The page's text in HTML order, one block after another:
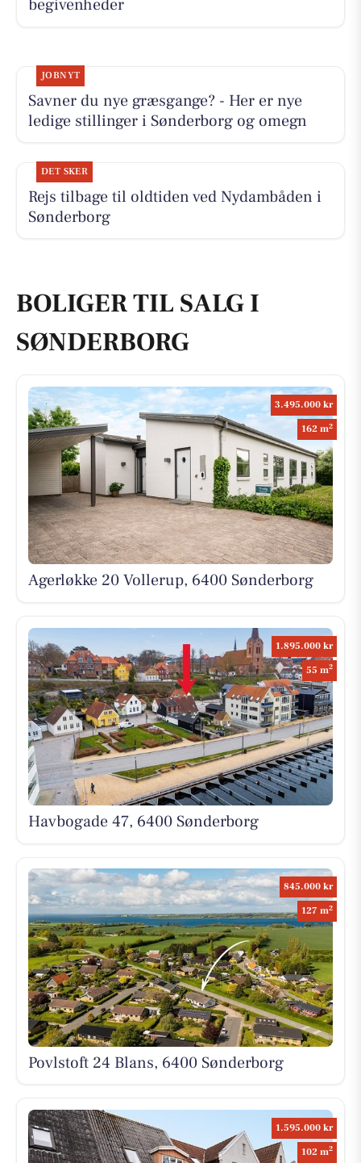
begivenheder
JOBNYT
Savner du nye græsgange? - Her er nye
ledige stillinger i Sønderborg og omegn
DET SKER
Rejs tilbage til oldtiden ved Nydambåden i
Sønderborg
BOLIGER TIL SALG I
SØNDERBORG
3.495.000 kr
162 m2
Agerløkke 20 Vollerup, 6400 Sønderborg
1.895.000 kr
55 m2
Havbogade 47, 6400 Sønderborg
845.000 kr
127 m2
Povlstoft 24 Blans, 6400 Sønderborg
1.595.000 kr
102 m2